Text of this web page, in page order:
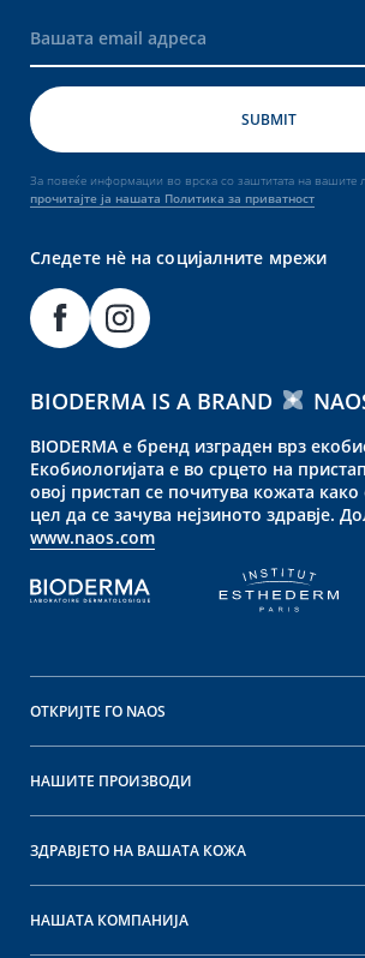
За повеќе информации во врска со заштитата на вашите
прочитајте ја нашата Политика за приватност
Следете нè на социјалните мрежи
BIODERMA IS A BRAND
BIODERMA е бренд изграден врз
Екобиологијата е во срцето на
овој пристап се почитува кожата како
цел да се зачува нејзиното здравје.
www.naos.com
ОТКРИЈТЕ ГО NAOS
НАШИТЕ ПРОИЗВОДИ
ЗДРАВЈЕТО НА ВАШАТА КОЖА
НАШАТА КОМПАНИЈА